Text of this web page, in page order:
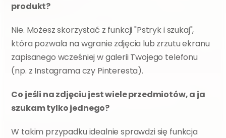
produkt?
Nie. Możesz skorzystać z funkcji "Pstryk i szukaj",
która pozwala na wgranie zdjęcia lub zrzutu ekranu
zapisanego wcześniej w galerii Twojego telefonu
(np. z Instagrama czy Pinteresta).
Co jeśli na zdjęciu jest wiele przedmiotów, a ja
szukam tylko jednego?
W takim przypadku idealnie sprawdzi się funkcja